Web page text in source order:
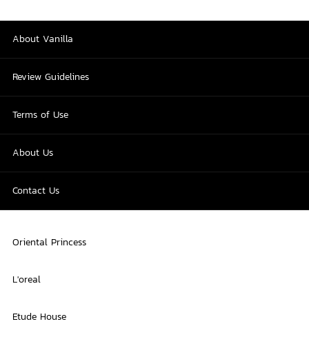
About Vanilla
Review Guidelines
Terms of Use
About Us
Contact Us
Oriental Princess
L'oreal
Etude House